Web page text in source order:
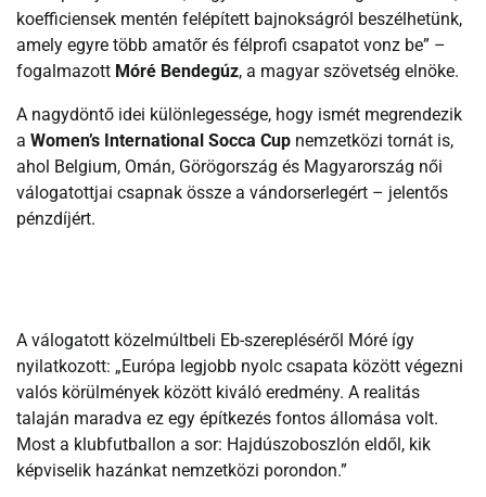
koefficiensek mentén felépített bajnokságról beszélhetünk,
amely egyre több amatőr és félprofi csapatot vonz be” –
fogalmazott Móré Bendegúz, a magyar szövetség elnöke.
A nagydöntő idei különlegessége, hogy ismét megrendezik
a Women’s International Socca Cup nemzetközi tornát is,
ahol Belgium, Omán, Görögország és Magyarország női
válogatottjai csapnak össze a vándorserlegért – jelentős
pénzdíjért.
A válogatott közelmúltbeli Eb-szerepléséről Móré így
nyilatkozott: „Európa legjobb nyolc csapata között végezni
valós körülmények között kiváló eredmény. A realitás
talaján maradva ez egy építkezés fontos állomása volt.
Most a klubfutballon a sor: Hajdúszoboszlón eldől, kik
képviselik hazánkat nemzetközi porondon.”